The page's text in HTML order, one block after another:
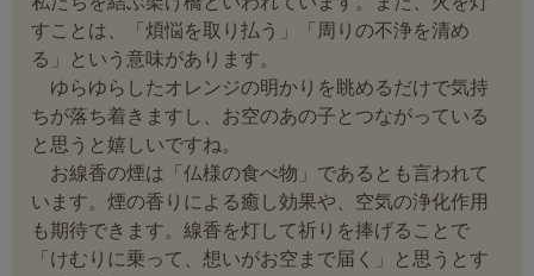
すことは、「煩悩を取り払う」「周りの不浄を清め
る」という意味があります。
ゆらゆらしたオレンジの明かりを眺めるだけで気持
ちが落ち着きますし、お空のあの子とつながっている
と思うと嬉しいですね。
お線香の煙は「仏様の食べ物」であるとも言われて
います。煙の香りによる癒し効果や、空気の浄化作用
も期待できます。線香を灯して祈りを捧げることで
「けむりに乗って、想いがお空まで届く」と思うとす